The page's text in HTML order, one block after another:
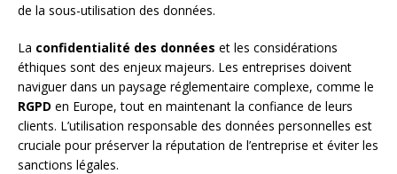
de la sous-utilisation des données.
La confidentialité des données et les considérations
éthiques sont des enjeux majeurs. Les entreprises doivent
naviguer dans un paysage réglementaire complexe, comme le
RGPD en Europe, tout en maintenant la confiance de leurs
clients. L’utilisation responsable des données personnelles est
cruciale pour préserver la réputation de l’entreprise et éviter les
sanctions légales.